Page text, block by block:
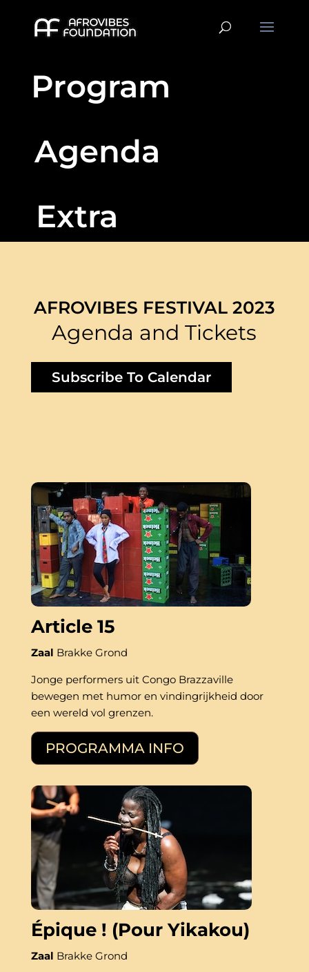
Program
Agenda
Extra
AFROVIBES FESTIVAL 2023
Agenda and Tickets
Subscribe To Calendar
Article 15
Zaal Brakke Grond
Jonge performers uit Congo Brazzaville
bewegen met humor en vindingrijkheid door
een wereld vol grenzen.
PROGRAMMA INFO
Épique ! (Pour Yikakou)
Zaal Brakke Grond